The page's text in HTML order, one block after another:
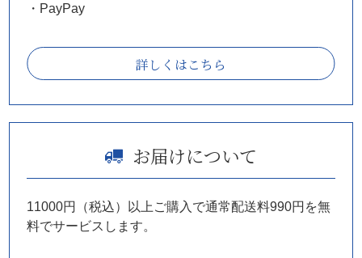
・PayPay
詳しくはこちら
お届けについて
11000円（税込）以上ご購入で通常配送料990円を無
料でサービスします。